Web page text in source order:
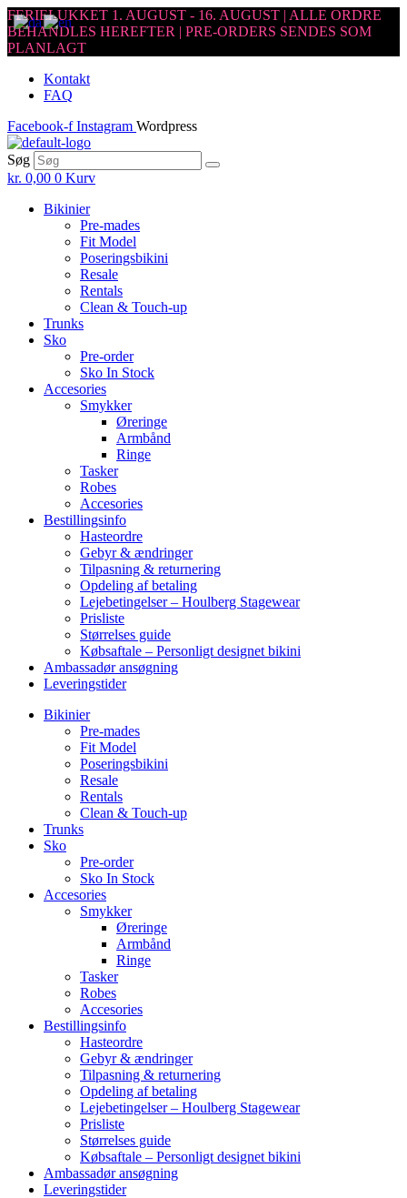
FERIELUKKET 1. AUGUST - 16. AUGUST | ALLE ORDRE
BEHANDLES HEREFTER | PRE-ORDERS SENDES SOM
PLANLAGT
Kontakt
FAQ
Facebook-f Instagram Wordpress
Søg
kr. 0,00 0 Kurv
Bikinier
Pre-mades
Fit Model
Poseringsbikini
Resale
Rentals
Clean & Touch-up
Trunks
Sko
Pre-order
Sko In Stock
Accesories
Smykker
Øreringe
Armbånd
Ringe
Tasker
Robes
Accesories
Bestillingsinfo
Hasteordre
Gebyr & ændringer
Tilpasning & returnering
Opdeling af betaling
Lejebetingelser – Houlberg Stagewear
Prisliste
Størrelses guide
Købsaftale – Personligt designet bikini
Ambassadør ansøgning
Leveringstider
Bikinier
Pre-mades
Fit Model
Poseringsbikini
Resale
Rentals
Clean & Touch-up
Trunks
Sko
Pre-order
Sko In Stock
Accesories
Smykker
Øreringe
Armbånd
Ringe
Tasker
Robes
Accesories
Bestillingsinfo
Hasteordre
Gebyr & ændringer
Tilpasning & returnering
Opdeling af betaling
Lejebetingelser – Houlberg Stagewear
Prisliste
Størrelses guide
Købsaftale – Personligt designet bikini
Ambassadør ansøgning
Leveringstider